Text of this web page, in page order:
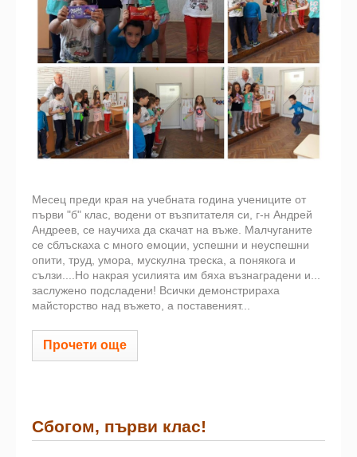
Месец преди края на учебната година учениците от
първи "б" клас, водени от възпитателя си, г-н Андрей
Андреев, се научиха да скачат на въже. Малчуганите
се сблъскаха с много емоции, успешни и неуспешни
опити, труд, умора, мускулна треска, а понякога и
сълзи....Но накрая усилията им бяха възнаградени и...
заслужено подсладени! Всички демонстрираха
майсторство над въжето, а поставеният...
Прочети още
Сбогом, първи клас!